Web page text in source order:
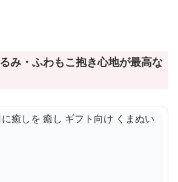
み・ふわもこ抱き心地が最高な